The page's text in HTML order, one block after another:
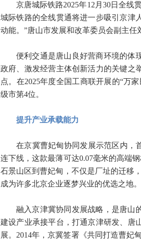
京唐城际铁路2025年12月30日全线
城际铁路的全线贯通将进一步吸引京津
动能。”唐山市发展和改革委员会副主任
便利交通是唐山良好营商环境的体
政府、激发经营主体创新活力的关键之
点。在2025年度全国工商联开展的“万
级市第4位。
提升产业承载能力
在京冀曹妃甸协同发展示范区内，
连下线，这款最薄可达0.07毫米的高端
石景山区到曹妃甸，不仅是厂址的迁移
成为许多北京企业逐梦兴业的优选之地。
融入京津冀协同发展战略，是唐山
建设产业承接平台，打通京津研发、唐
展。2014年，京冀签署《共同打造曹妃